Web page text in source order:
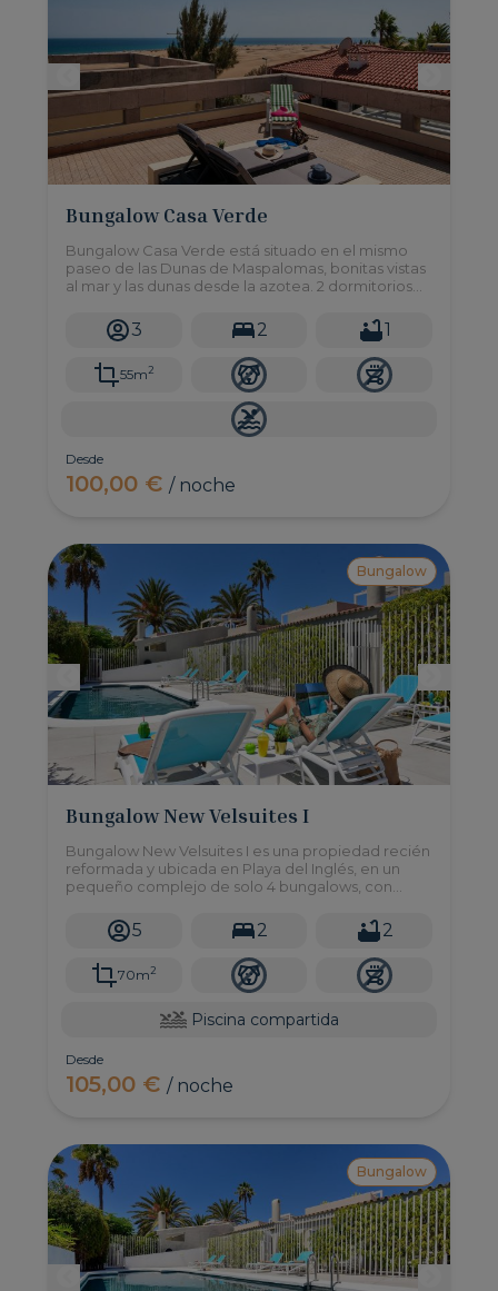
Bungalow Casa Verde
Bungalow Casa Verde está situado en el mismo
paseo de las Dunas de Maspalomas, bonitas vistas
al mar y las dunas desde la azotea. 2 dormitorios
3 2 1
55m2
Desde
100,00 €/ noche
Bungalow
Bungalow New Velsuites I
Bungalow New Velsuites I es una propiedad recién
reformada y ubicada en Playa del Inglés, en un
pequeño complejo de solo 4 bungalows, con
con capacidad para hasta 4 personas.
5 2 2
70m2
Piscina compartida
Desde
105,00 €/ noche
Bungalow